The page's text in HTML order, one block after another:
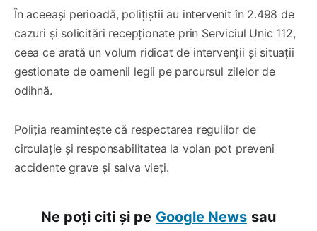
În aceeași perioadă, polițiștii au intervenit în 2.498 de
cazuri și solicitări recepționate prin Serviciul Unic 112,
ceea ce arată un volum ridicat de intervenții și situații
gestionate de oamenii legii pe parcursul zilelor de
odihnă.
Poliția reamintește că respectarea regulilor de
circulație și responsabilitatea la volan pot preveni
accidente grave și salva vieți.
Ne poți citi și pe Google News sau